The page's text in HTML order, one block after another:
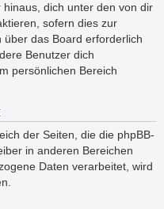
dich unter den von dir
sofern dies zur
das Board erforderlich
Benutzer dich
persönlichen Bereich
der Seiten, die die phpBB-
in anderen Bereichen
Daten verarbeitet, wird